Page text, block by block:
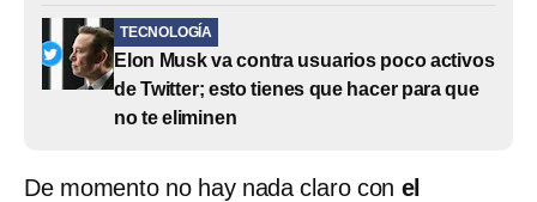
TECNOLOGÍA
Elon Musk va contra usuarios poco activos
de Twitter; esto tienes que hacer para que
no te eliminen
De momento no hay nada claro con el